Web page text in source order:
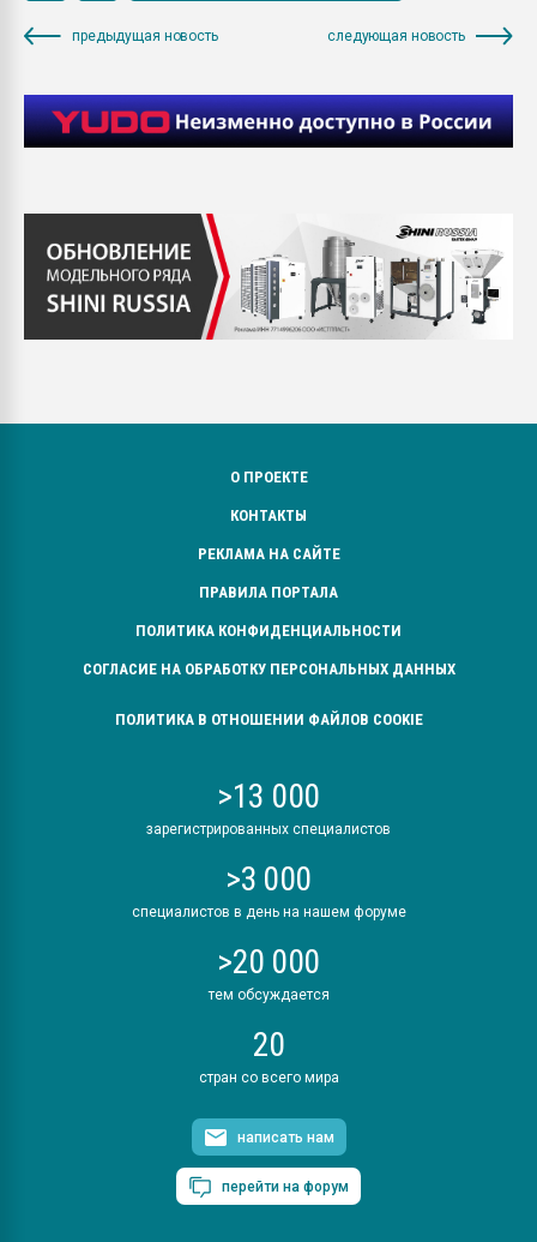
предыдущая новость следующая новость
О ПРОЕКТЕ
КОНТАКТЫ
РЕКЛАМА НА САЙТЕ
ПРАВИЛА ПОРТАЛА
ПОЛИТИКА КОНФИДЕНЦИАЛЬНОСТИ
СОГЛАСИЕ НА ОБРАБОТКУ ПЕРСОНАЛЬНЫХ ДАННЫХ
ПОЛИТИКА В ОТНОШЕНИИ ФАЙЛОВ COOKIE
>13 000
зарегистрированных специалистов
>3 000
специалистов в день на нашем форуме
>20 000
тем обсуждается
20
стран со всего мира
написать нам
перейти на форум